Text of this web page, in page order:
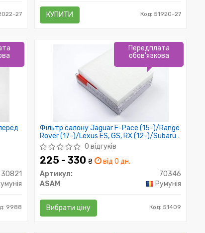
27 КУПИТИ Код: 51920-27
30821
9988
Фільтр салону Jaguar F-Pace (15-)/Range
Rover (17-)/Lexus ES, GS, RX (12-)/Subaru
Legacy (09-)/Toyota Camry (11-) (70346)
Asam
0 відгуків
225 - 330₴
від 0 дн.
Артикул:
70346
ASAM
Румунія
Вибрати ціну Код: 51409
Передплата
обов'язкова